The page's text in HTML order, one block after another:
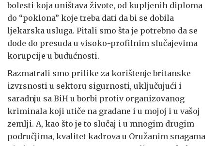
bolesti koja uništava živote, od kupljenih diploma
do “poklona” koje treba dati da bi se dobila
ljekarska usluga. Pitali smo šta je potrebno da se
dođe do presuda u visoko-profilnim slučajevima
korupcije u budućnosti.
Razmatrali smo prilike za korištenje britanske
izvrsnosti u sektoru sigurnosti, uključujući i
saradnju sa BiH u borbi protiv organizovanog
kriminala koji utiče na građane i u mojoj i u vašoj
zemlji. A, kao što je to slučaj i u mnogim drugim
područjima, kvalitet kadrova u Oružanim snagama